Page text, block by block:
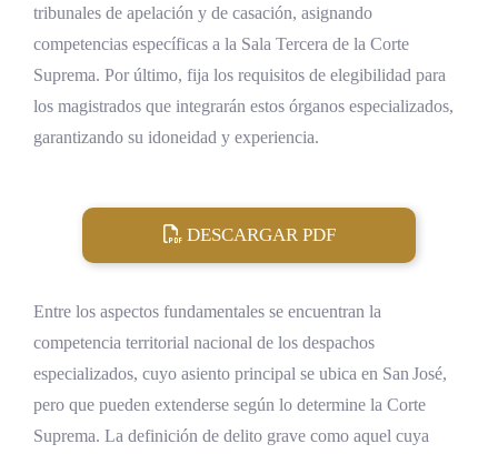
tribunales de apelación y de casación, asignando
competencias específicas a la Sala Tercera de la Corte
Suprema. Por último, fija los requisitos de elegibilidad para
los magistrados que integrarán estos órganos especializados,
garantizando su idoneidad y experiencia.
DESCARGAR PDF
Entre los aspectos fundamentales se encuentran la
competencia territorial nacional de los despachos
especializados, cuyo asiento principal se ubica en San José,
pero que pueden extenderse según lo determine la Corte
Suprema. La definición de delito grave como aquel cuya